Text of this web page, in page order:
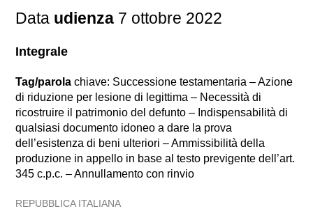
Data udienza 7 ottobre 2022
Integrale
Tag/parola chiave: Successione testamentaria – Azione
di riduzione per lesione di legittima – Necessità di
ricostruire il patrimonio del defunto – Indispensabilità di
qualsiasi documento idoneo a dare la prova
dell’esistenza di beni ulteriori – Ammissibilità della
produzione in appello in base al testo previgente dell’art.
345 c.p.c. – Annullamento con rinvio
REPUBBLICA ITALIANA